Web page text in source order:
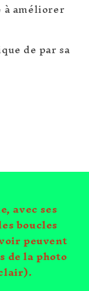
améliorer
de par sa
avec ses
boucles
peuvent
de la photo